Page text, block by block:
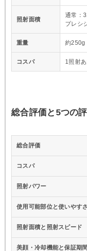
照射面積
通常：
プレシ
重量 約250g
コスパ 1照射
総合評価と5つの
総合評価
コスパ
照射パワー
使用可能部位と使いやすさ
照射面積と照射スピード
美顔・冷却機能と保証期間